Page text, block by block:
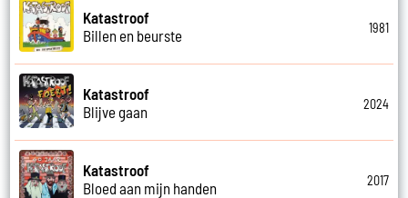
Katastroof
Billen en beurste
1981
Katastroof
Blijve gaan
2024
Katastroof
Bloed aan mijn handen
2017